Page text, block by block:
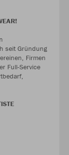
seit Gründung
Firmen
Full-Service